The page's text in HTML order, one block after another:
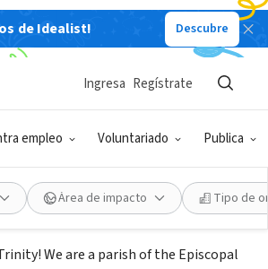
de Idealist! Descubre
empleo Voluntariado Publica
Ingresa Regístrate
Área de impacto Tipo de
FIN DE LUCRO
Church
We are a parish of the Episcopal